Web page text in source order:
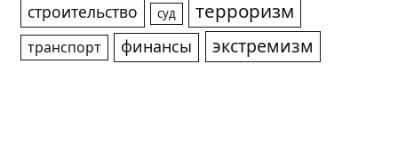
строительство суд терроризм
транспорт финансы экстремизм